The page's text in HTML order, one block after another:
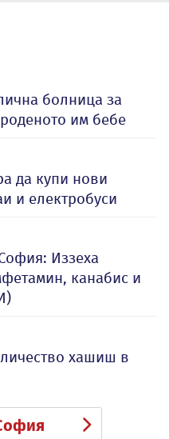
болница за
им бебе
да купи нови
и електробуси
Иззеха
канабис и
хашиш в